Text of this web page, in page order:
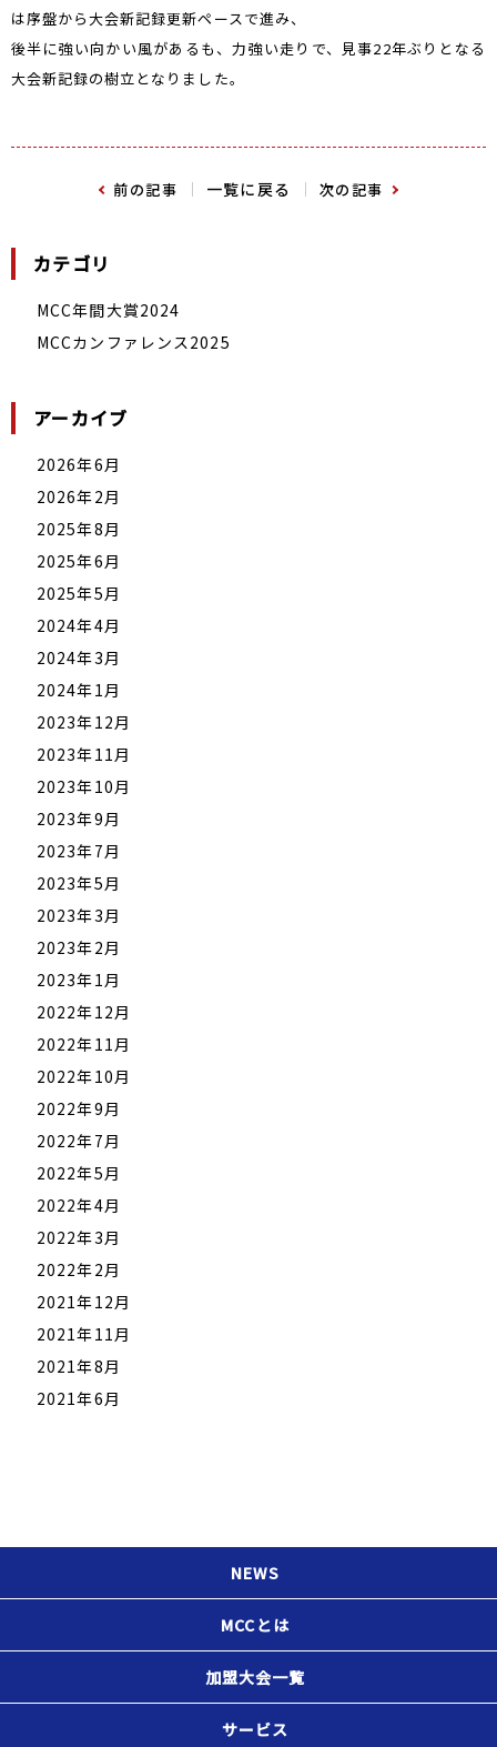
は序盤から大会新記録更新ペースで進み、
後半に強い向かい風があるも、力強い走りで、見事22年ぶりとなる
大会新記録の樹立となりました。
前の記事 一覧に戻る 次の記事
カテゴリ
MCC年間大賞2024
MCCカンファレンス2025
アーカイブ
2026年6月
2026年2月
2025年8月
2025年6月
2025年5月
2024年4月
2024年3月
2024年1月
2023年12月
2023年11月
2023年10月
2023年9月
2023年7月
2023年5月
2023年3月
2023年2月
2023年1月
2022年12月
2022年11月
2022年10月
2022年9月
2022年7月
2022年5月
2022年4月
2022年3月
2022年2月
2021年12月
2021年11月
2021年8月
2021年6月
NEWS
MCCとは
加盟大会一覧
サービス